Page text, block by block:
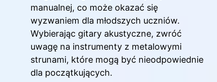
manualnej, co może okazać się
wyzwaniem dla młodszych uczniów.
Wybierając gitary akustyczne, zwróć
uwagę na instrumenty z metalowymi
strunami, które mogą być nieodpowiednie
dla początkujących.